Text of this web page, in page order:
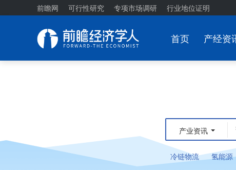
前瞻网 可行性研究 专项市场调研 行业地位证明
首页 产经资
产业资讯
冷链物流 氢能源